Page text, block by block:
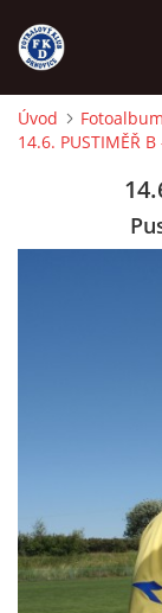
ÚVOD
MLADŠÍ ŽÁCI
Úvod Fotoalbum
14.6. PUSTIMĚŘ B